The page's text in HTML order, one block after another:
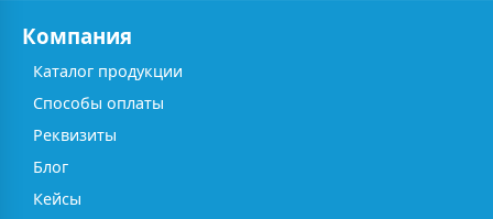
Компания
Каталог продукции
Способы оплаты
Реквизиты
Блог
Кейсы